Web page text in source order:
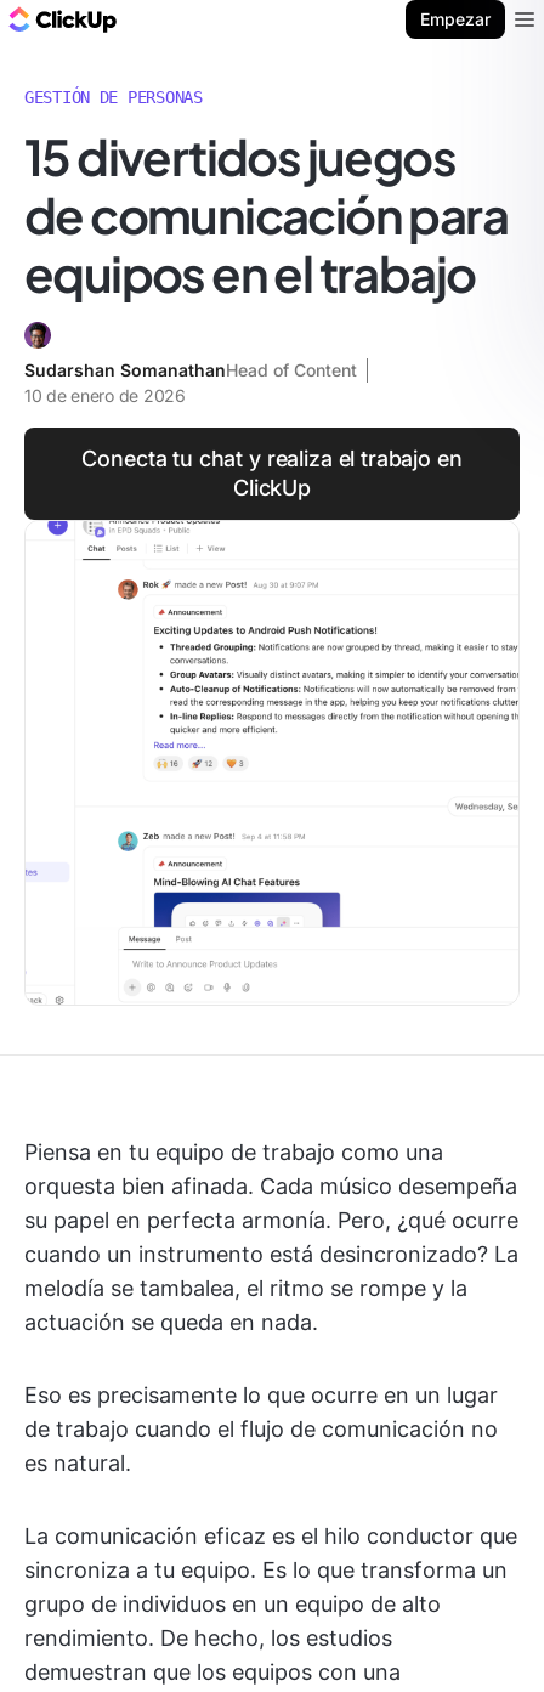
Empezar
GESTIÓN DE PERSONAS
15 divertidos juegos
de comunicación para
equipos en el trabajo
Sudarshan SomanathanHead of Content
10 de enero de 2026
Conecta tu chat y realiza el trabajo en
ClickUp
Piensa en tu equipo de trabajo como una
orquesta bien afinada. Cada músico desempeña
su papel en perfecta armonía. Pero, ¿qué ocurre
cuando un instrumento está desincronizado? La
melodía se tambalea, el ritmo se rompe y la
actuación se queda en nada.
Eso es precisamente lo que ocurre en un lugar
de trabajo cuando el flujo de comunicación no
es natural.
La comunicación eficaz es el hilo conductor que
sincroniza a tu equipo. Es lo que transforma un
grupo de individuos en un equipo de alto
rendimiento. De hecho, los estudios
demuestran que los equipos con una